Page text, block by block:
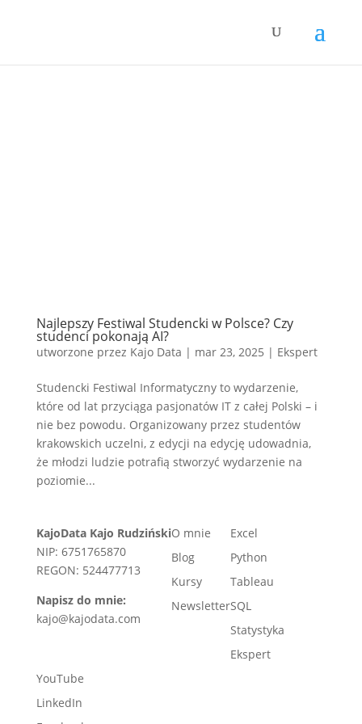
Najlepszy Festiwal Studencki w Polsce? Czy
studenci pokonają AI?
utworzone przez Kajo Data | mar 23, 2025 | Ekspert
Studencki Festiwal Informatyczny to wydarzenie,
które od lat przyciąga pasjonatów IT z całej Polski – i
nie bez powodu. Organizowany przez studentów
krakowskich uczelni, z edycji na edycję udowadnia,
że młodzi ludzie potrafią stworzyć wydarzenie na
poziomie...
KajoData Kajo Rudziński
NIP: 6751765870
REGON: 524477713
Napisz do mnie:
kajo@kajodata.com
O mnie
Blog
Kursy
Newsletter
Excel
Python
Tableau
SQL
Statystyka
Ekspert
YouTube
LinkedIn